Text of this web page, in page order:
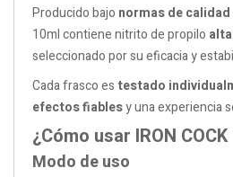
Producido bajo normas de
10ml contiene nitrito de propilo
seleccionado por su eficacia y
Cada frasco es testado
efectos fiablesy una experiencia
¿Cómo usar IRON
Modo de uso